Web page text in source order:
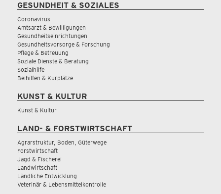
GESUNDHEIT & SOZIALES
Coronavirus
Amtsarzt & Bewilligungen
Gesundheitseinrichtungen
Gesundheitsvorsorge & Forschung
Pflege & Betreuung
Soziale Dienste & Beratung
Sozialhilfe
Beihilfen & Kurplätze
KUNST & KULTUR
Kunst & Kultur
LAND- & FORSTWIRTSCHAFT
Agrarstruktur, Boden, Güterwege
Forstwirtschaft
Jagd & Fischerei
Landwirtschaft
Ländliche Entwicklung
Veterinär & Lebensmittelkontrolle